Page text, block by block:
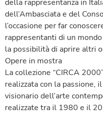
della rappresentanza in
dell’Ambasciata e del
l’occasione per far
rappresentanti di un
la possibilità di aprire altri
Opere in mostra
La collezione “CIRCA
realizzata con la passione,
visionario dell’arte
realizzate tra il 1980 e il